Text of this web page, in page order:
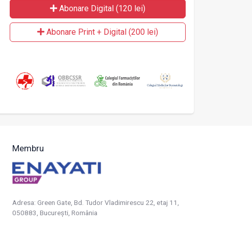
Abonare Digital (120 lei)
Abonare Print + Digital (200 lei)
Membru
Adresa: Green Gate, Bd. Tudor Vladimirescu 22, etaj 11,
050883, Bucureşti, România